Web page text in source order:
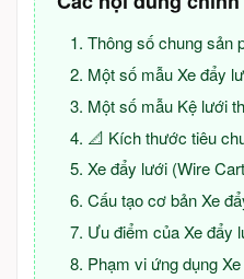
Thông số chung sản
Một số mẫu Xe đẩy
Một số mẫu Kệ lưới
📐 Kích thước tiêu
Xe đẩy lưới (Wire
Cấu tạo cơ bản Xe
Ưu điểm của Xe đẩy
Phạm vi ứng dụng